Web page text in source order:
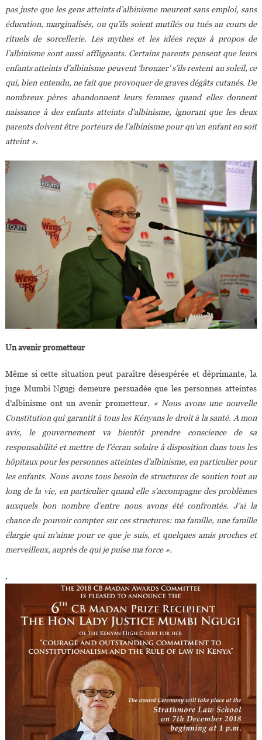
pas juste que les gens atteints d’albinisme meurent sans emploi, sans
éducation, marginalisés, ou qu’ils soient mutilés ou tués au cours de
rituels de sorcellerie. Les mythes et les idées reçus à propos de
l’albinisme sont aussi affligeants. Certains parents pensent que leurs
enfants atteints d’albinisme peuvent ‘bronzer’ s’ils restent au soleil, ce
qui, bien entendu, ne fait que provoquer de graves dégâts cutanés. De
nombreux pères abandonnent leurs femmes quand elles donnent
naissance à des enfants atteints d’albinisme, ignorant que les deux
parents doivent être porteurs de l’albinisme pour qu’un enfant en soit
atteint ».
Un avenir prometteur
Même si cette situation peut paraître désespérée et déprimante, la
juge Mumbi Ngugi demeure persuadée que les personnes atteintes
d’albinisme ont un avenir prometteur. « Nous avons une nouvelle
Constitution qui garantit à tous les Kényans le droit à la santé. A mon
avis, le gouvernement va bientôt prendre conscience de sa
responsabilité et mettre de l’écran solaire à disposition dans tous les
hôpitaux pour les personnes atteintes d’albinisme, en particulier pour
les enfants. Nous avons tous besoin de structures de soutien tout au
long de la vie, en particulier quand elle s’accompagne des problèmes
auxquels bon nombre d’entre nous avons été confrontés. J’ai la
chance de pouvoir compter sur ces structures: ma famille, une famille
élargie qui m’aime pour ce que je suis, et quelques amis proches et
merveilleux, auprès de qui je puise ma force ».
,